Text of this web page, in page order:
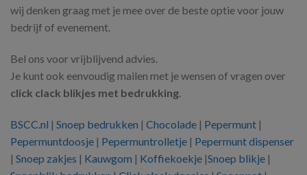
wij denken graag met je mee over de beste optie voor jouw
bedrijf of evenement.
Bel ons voor vrijblijvend advies.
Je kunt ook eenvoudig mailen met je wensen of vragen over
click clack blikjes met bedrukking
BSCC.nl | Snoep bedrukken | Chocolade | Pepermunt |
Pepermuntdoosje | Pepermuntrolletje | Pepermunt dispenser
| Snoep zakjes | Kauwgom | Koffiekoekje |Snoep blikje |